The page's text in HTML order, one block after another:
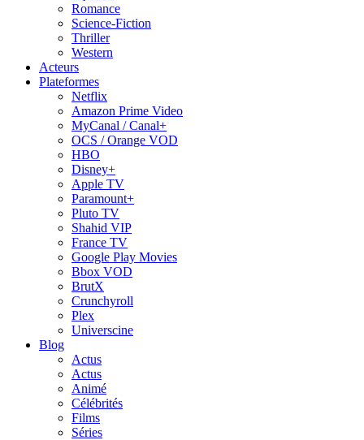
Romance
Science-Fiction
Thriller
Western
Acteurs
Plateformes
Netflix
Amazon Prime Video
MyCanal / Canal+
OCS / Orange VOD
HBO
Disney+
Apple TV
Paramount+
Pluto TV
Shahid VIP
France TV
Google Play Movies
Bbox VOD
BrutX
Crunchyroll
Plex
Universcine
Blog
Actus
Actus
Animé
Célébrités
Films
Séries